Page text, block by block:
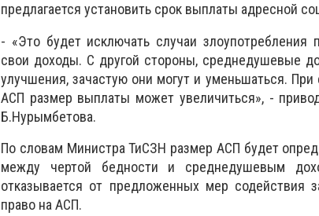
предлагается установить срок выплаты адресной
- «Это будет исключать случаи
свои доходы. С другой стороны, среднедушевые
улучшения, зачастую они могут и уменьшаться.
АСП размер выплаты может увеличиться», -
Б.Нурымбетова.
По словам Министра ТиСЗН размер АСП будет
между чертой бедности и среднедушевым
отказывается от предложенных мер содействия
право на АСП.